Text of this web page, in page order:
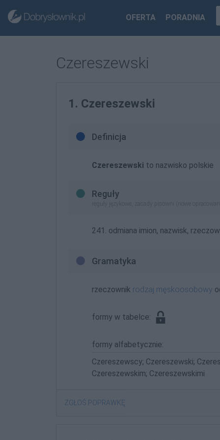
OFERTA PORADNIA
Czereszewski
1. Czereszewski
Definicja
Czereszewski to nazwisko polskie
Reguły
reguły językowe, zasady pisowni (nowe
241. odmiana imion, nazwisk,
Gramatyka
rzeczownik rodzaj męskoosobowy
formy w tabelce:
formy alfabetycznie:
Czereszewscy; Czereszewski;
Czereszewskim; Czereszewskimi
ZGŁOŚ POPRAWKĘ